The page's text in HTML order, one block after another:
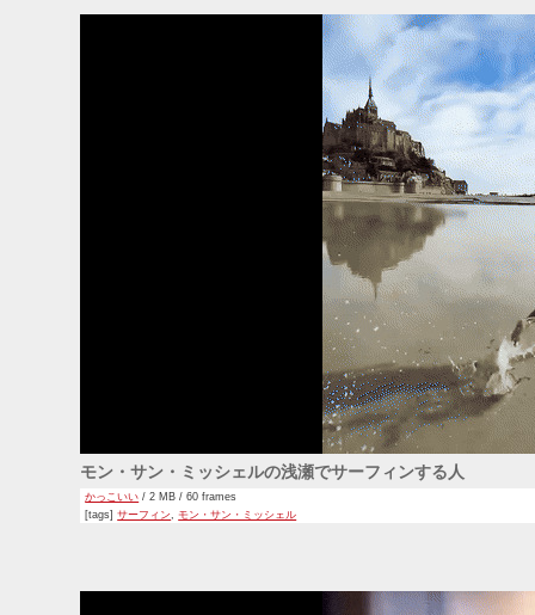
モン・サン・ミッシェルの浅瀬でサーフィンする人
かっこいい / 2 MB / 60 frames
[tags]サーフィン ,モン・サン・ミッシェル